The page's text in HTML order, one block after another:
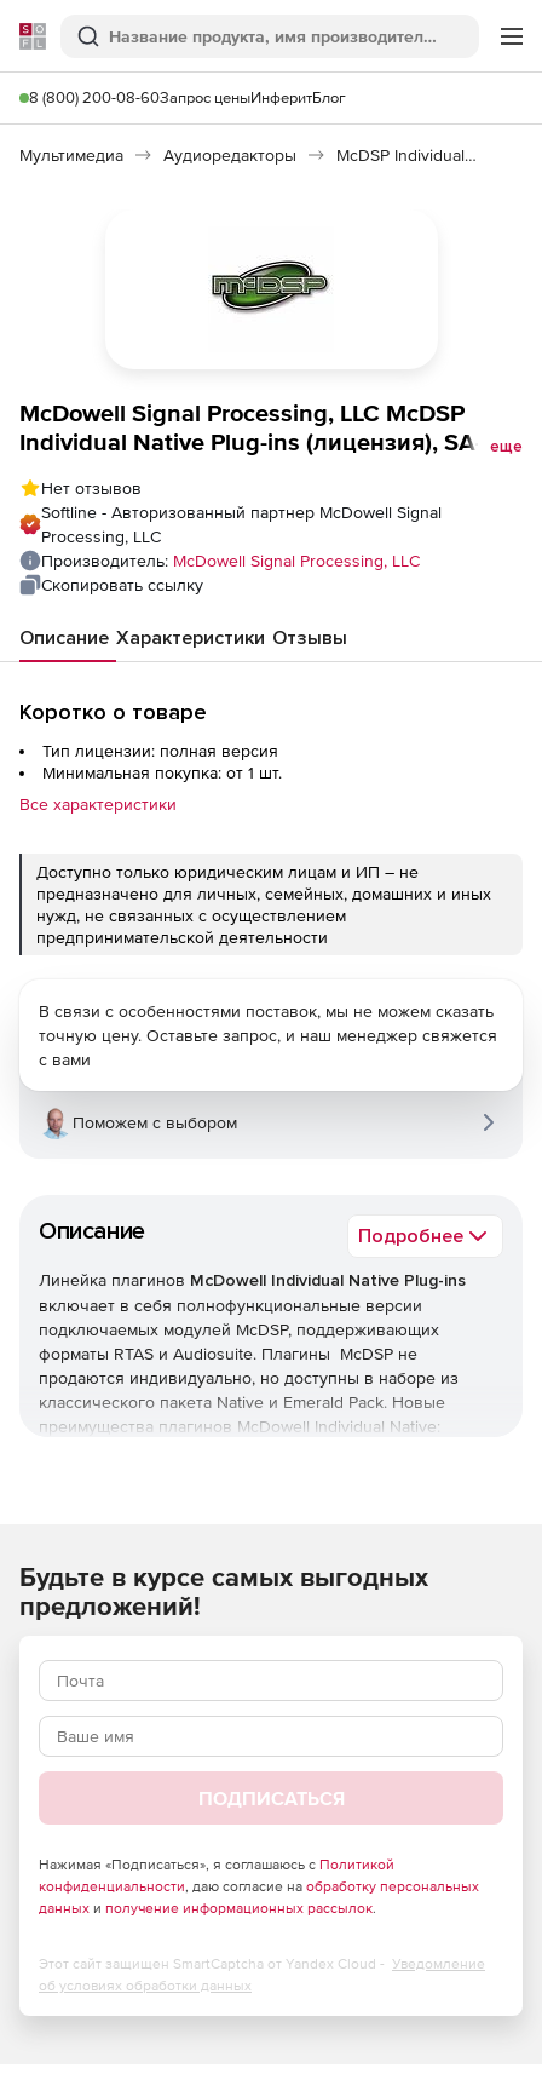
Softline
Поиск
8 (800) 200-08-60Запрос ценыИнферитБлог
Мультимедиа Аудиоредакторы McDSP Individual Native Plug-ins
McDowell Signal Processing, LLC McDSP
Individual Native Plug-ins (лицензия), SA-2еще
Нет отзывов
Softline - Авторизованный партнер McDowell Signal
Processing, LLC
Производитель: McDowell Signal Processing, LLC
Скопировать ссылку
Описание Характеристики Отзывы
Коротко о товаре
Тип лицензии: полная версия
Минимальная покупка: от 1 шт.
Все характеристики
Доступно только юридическим лицам и ИП – не
предназначено для личных, семейных, домашних и иных
нужд, не связанных с осуществлением
предпринимательской деятельности
Описание Подробнее
Линейка плагинов McDowell Individual Native Plug-ins
включает в себя полнофункциональные версии
подключаемых модулей McDSP, поддерживающих
форматы RTAS и Audiosuite. Плагины McDSP не
продаются индивидуально, но доступны в наборе из
классического пакета Native и Emerald Pack. Новые
преимущества плагинов McDowell Individual Native:
В связи с особенностями поставок, мы не можем сказать
точную цену. Оставьте запрос, и наш менеджер свяжется
с вами
Поможем с выбором
Будьте в курсе самых выгодных
предложений!
ПОДПИСАТЬСЯ
Нажимая «Подписаться», я соглашаюсь с Политикой
конфиденциальности, даю согласие на обработку персональных
данных и получение информационных рассылок.
Этот сайт защищен SmartCaptcha от Yandex Cloud - Уведомление
об условиях обработки данных